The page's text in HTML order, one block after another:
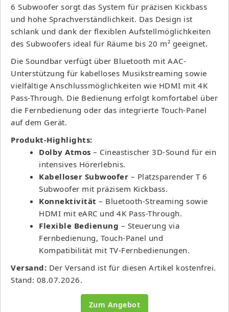
6 Subwoofer sorgt das System für präzisen Kickbass
und hohe Sprachverständlichkeit. Das Design ist
schlank und dank der flexiblen Aufstellmöglichkeiten
des Subwoofers ideal für Räume bis 20 m² geeignet.
Die Soundbar verfügt über Bluetooth mit AAC-
Unterstützung für kabelloses Musikstreaming sowie
vielfältige Anschlussmöglichkeiten wie HDMI mit 4K
Pass-Through. Die Bedienung erfolgt komfortabel über
die Fernbedienung oder das integrierte Touch-Panel
auf dem Gerät.
Produkt-Highlights:
Dolby Atmos – Cineastischer 3D-Sound für ein
intensives Hörerlebnis.
Kabelloser Subwoofer – Platzsparender T 6
Subwoofer mit präzisem Kickbass.
Konnektivität – Bluetooth-Streaming sowie
HDMI mit eARC und 4K Pass-Through.
Flexible Bedienung – Steuerung via
Fernbedienung, Touch-Panel und
Kompatibilität mit TV-Fernbedienungen.
Versand: Der Versand ist für diesen Artikel kostenfrei.
Stand: 08.07.2026.
Zum Angebot